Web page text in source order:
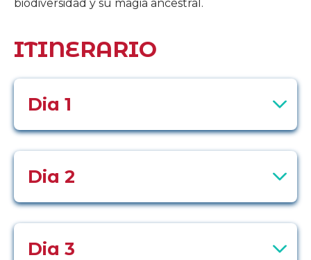
biodiversidad y su magia ancestral.
ITINERARIO
Dia 1
Dia 2
Dia 3